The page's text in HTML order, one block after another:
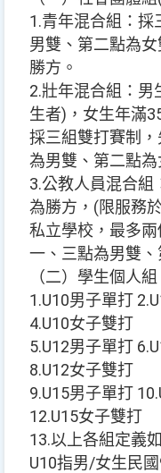
1.青年混合組：採
男雙、第二點為
勝方。
2.壯年混合組：男
生者)，女生年滿
採三組雙打賽制
為男雙、第二點為
3.公教人員混合組
為勝方，(限服務
私立學校，最多
一、三點為男雙
（二）學生個人組
1.U10男子單打
4.U10女子雙打
5.U12男子單打
8.U12女子雙打
9.U15男子單打
12.U15女子雙打
13.以上各組定義
U10指男/女生民